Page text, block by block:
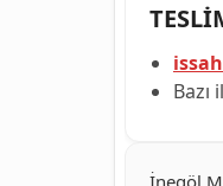
İnegöl